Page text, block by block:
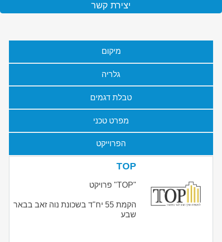
יצירת קשר
הפרוייקט
מפרט טכני
טבלת דגמים
גלריה
מיקום
TOP
"TOP" פרויקט
הקמת 55 יח"ד בשכונת נוה זאב בבאר
שבע